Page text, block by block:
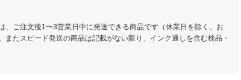
、ご注文後1〜3営業日中に発送できる商品です（休業日を除く。お
たスピード発送の商品は記載がない限り、インク通しを含む検品・